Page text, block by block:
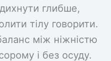
глибше,
тілу говорити.
між ніжністю
і без осуду.